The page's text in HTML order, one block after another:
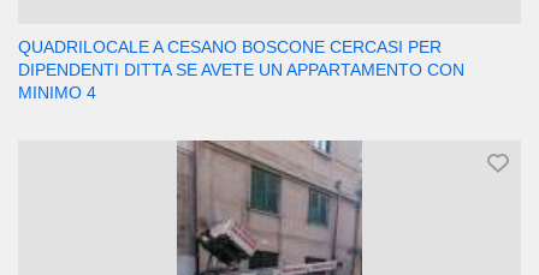
QUADRILOCALE A CESANO BOSCONE CERCASI PER
DIPENDENTI DITTA SE AVETE UN APPARTAMENTO CON
MINIMO 4